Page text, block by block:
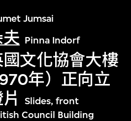
Jumsai
Pinna Indorf
文化協會大樓
年）正向立
Slides, front
Council Building